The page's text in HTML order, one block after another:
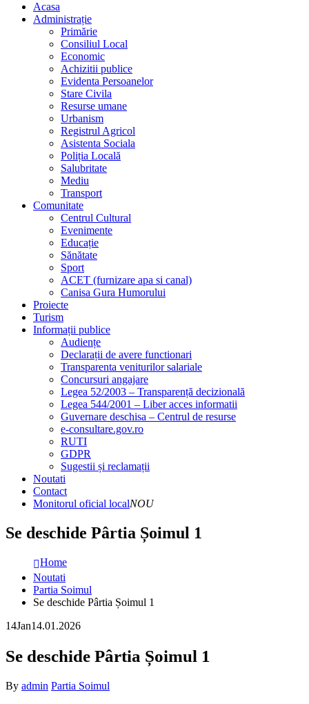
Acasa
Administrație
Primărie
Consiliul Local
Economic
Achizitii publice
Evidenta Persoanelor
Stare Civila
Resurse umane
Urbanism
Registrul Agricol
Asistenta Sociala
Poliția Locală
Salubritate
Mediu
Transport
Comunitate
Centrul Cultural
Evenimente
Educație
Sănătate
Sport
ACET (furnizare apa si canal)
Canisa Gura Humorului
Proiecte
Turism
Informații publice
Audiențe
Declarații de avere functionari
Transparenta veniturilor salariale
Concursuri angajare
Legea 52/2003 – Transparență decizională
Legea 544/2001 – Liber acces informatii
Guvernare deschisa – Centrul de resurse
e-consultare.gov.ro
RUTI
GDPR
Sugestii și reclamații
Noutati
Contact
Monitorul oficial localNOU
Se deschide Pârtia Șoimul 1
Home
Noutati
Partia Soimul
Se deschide Pârtia Șoimul 1
14Jan14.01.2026
Se deschide Pârtia Șoimul 1
By admin Partia Soimul